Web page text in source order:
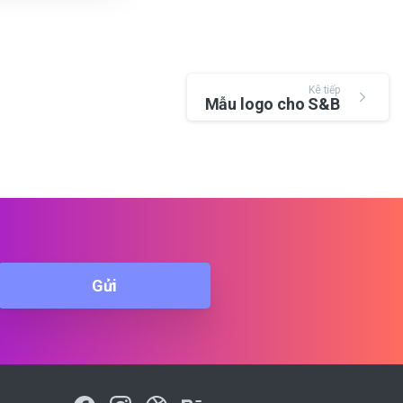
Kê tiếp
Mẫu logo cho S&B